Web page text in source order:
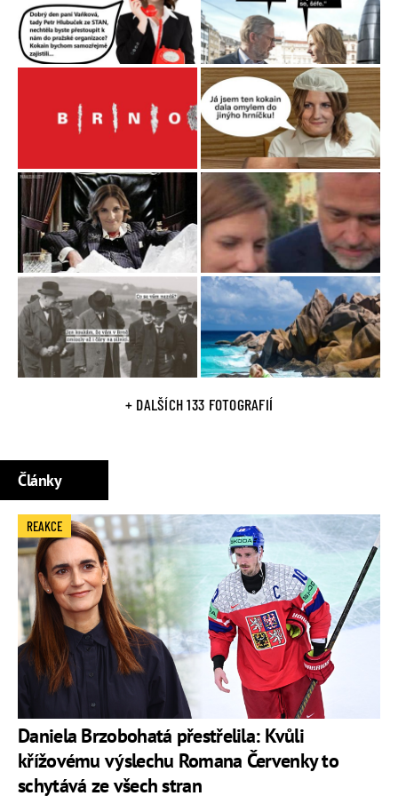
+ DALŠÍCH 133 FOTOGRAFIÍ
Články
Daniela Brzobohatá přestřelila: Kvůli
křížovému výslechu Romana Červenky to
schytává ze všech stran
REAKCE